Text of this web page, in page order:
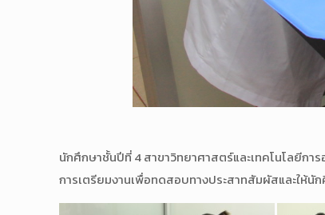
นักศึกษาชั้นปีที่ 4 สาขาวิทยาศาสตร์และเทคโนโลยีกา
การเตรียมงานเพื่อทดสอบทางประสาทสัมผัสและให้นั